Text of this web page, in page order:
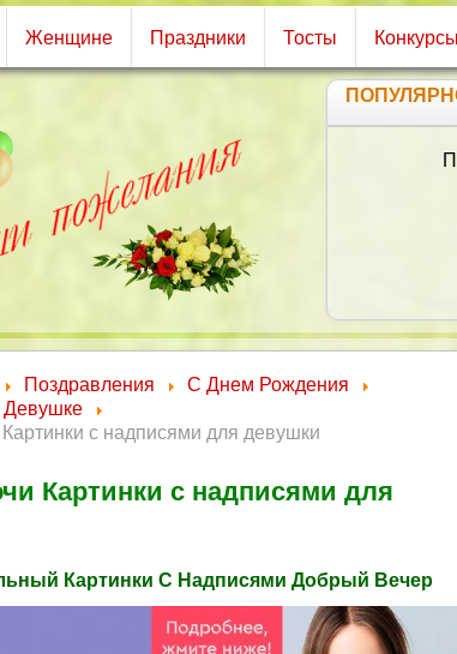
Женщине Праздники Тосты Конкурсы
Поздравления
С Днем Рождения
Девушке
с надписями для девушки
Картинки с надписями для
Картинки С Надписями Добрый Вечер